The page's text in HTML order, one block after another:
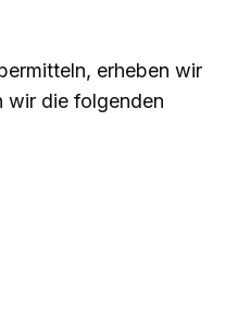
erheben wir
wir die folgenden